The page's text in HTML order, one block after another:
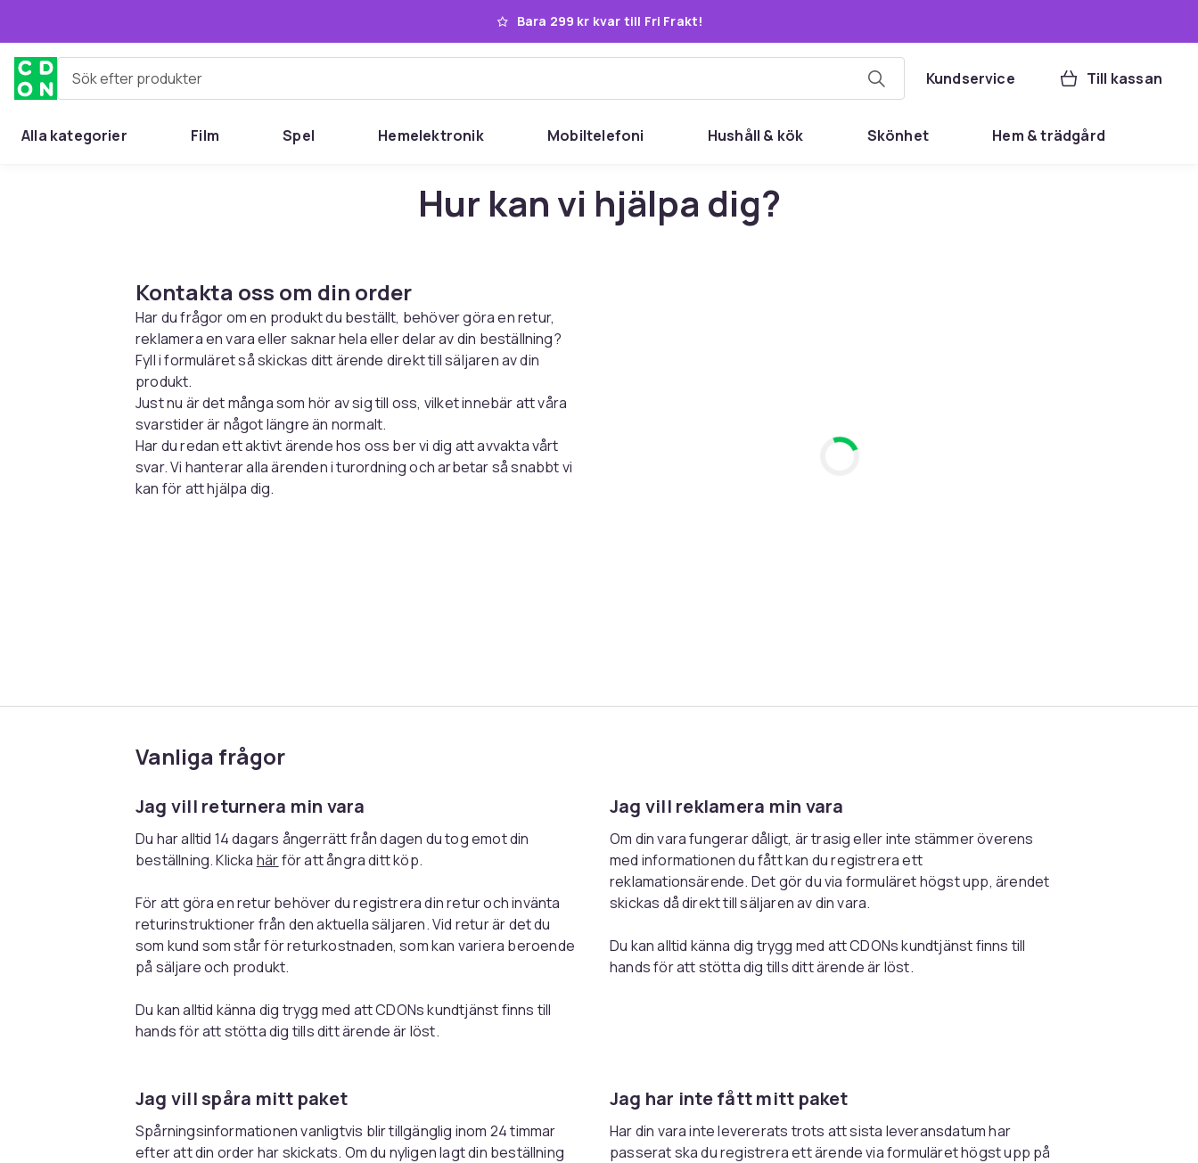
Bara 299 kr kvar till Fri Frakt!
Sök efter produkter Kundservice Till kassan
Alla kategorier Film Spel Hemelektronik Mobiltelefoni Hushåll & kök Skönhet Hem & trädgård
Hur kan vi hjälpa dig?
Kontakta oss om din order
Har du frågor om en produkt du beställt, behöver göra en retur,
reklamera en vara eller saknar hela eller delar av din beställning?
Fyll i formuläret så skickas ditt ärende direkt till säljaren av din
produkt.
Just nu är det många som hör av sig till oss, vilket innebär att våra
svarstider är något längre än normalt.
Har du redan ett aktivt ärende hos oss ber vi dig att avvakta vårt
svar. Vi hanterar alla ärenden i turordning och arbetar så snabbt vi
kan för att hjälpa dig.
Vanliga frågor
Jag vill returnera min vara
Du har alltid 14 dagars ångerrätt från dagen du tog emot din
beställning. Klicka härför att ångra ditt köp.
För att göra en retur behöver du registrera din retur och invänta
returinstruktioner från den aktuella säljaren. Vid retur är det du
som kund som står för returkostnaden, som kan variera beroende
på säljare och produkt.
Du kan alltid känna dig trygg med att CDONs kundtjänst finns till
hands för att stötta dig tills ditt ärende är löst.
Jag vill reklamera min vara
Om din vara fungerar dåligt, är trasig eller inte stämmer överens
med informationen du fått kan du registrera ett
reklamationsärende. Det gör du via formuläret högst upp, ärendet
skickas då direkt till säljaren av din vara.
Du kan alltid känna dig trygg med att CDONs kundtjänst finns till
hands för att stötta dig tills ditt ärende är löst.
Jag vill spåra mitt paket
Spårningsinformationen vanligtvis blir tillgänglig inom 24 timmar
efter att din order har skickats. Om du nyligen lagt din beställning
Jag har inte fått mitt paket
Har din vara inte levererats trots att sista leveransdatum har
passerat ska du registrera ett ärende via formuläret högst upp på